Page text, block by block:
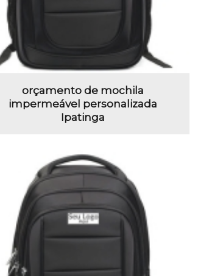
orçamento de mochila
impermeável personalizada
Ipatinga